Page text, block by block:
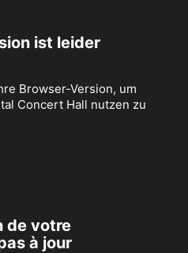
ist leider
Browser-Version, um
Concert Hall nutzen zu
de votre
à jour